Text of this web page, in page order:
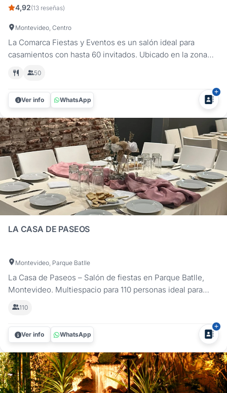
4,92(13 reseñas)
Montevideo, Centro
La Comarca Fiestas y Eventos es un salón ideal para
casamientos con hasta 60 invitados. Ubicado en la zona
salón sea la opción ideal para ese Brindis o Fiesta que
están soñando. Tenemos propuestas integrales e
independientes para tu boda...
50
Ver info WhatsApp
LA CASA DE PASEOS
Montevideo, Parque Batlle
La Casa de Paseos – Salón de fiestas en Parque Batlle,
Montevideo. Multiespacio para 110 personas ideal para
se adapte a tu presupuesto? La Casa de Paseos es el
salón de fiestas en...
110
Ver info WhatsApp